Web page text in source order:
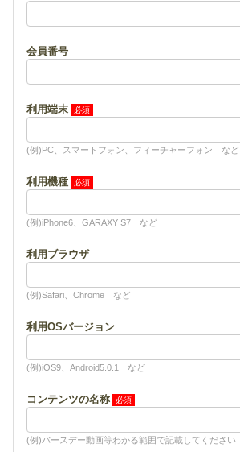
会員番号
利用端末
(例)PC、スマートフォン、フィーチャーフォン など
利用機種
(例)iPhone6、GARAXY S7 など
利用ブラウザ
(例)Safari、Chrome など
利用OSバージョン
(例)iOS9、Android5.0.1 など
コンテンツの名称
(例)バースデー動画等わかる範囲で記載してください